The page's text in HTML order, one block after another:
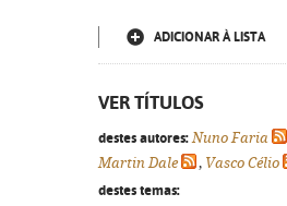
ADICIONAR À LISTA
VER TÍTULOS
destes autores: Nuno Faria
Martin Dale
, Vasco Célio
destes temas: